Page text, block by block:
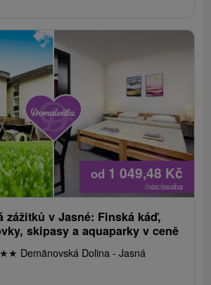
od 1 049,48 Kč
/noc/osoba
zážitků v Jasné: Finská káď,
skipasy a aquaparky v ceně
★★ Demänovská Dolina - Jasná